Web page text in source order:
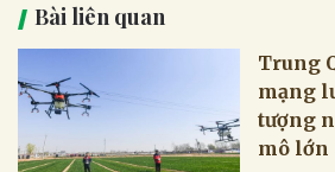
Bài liên quan
Trung
mạng
tượng
mô lớn